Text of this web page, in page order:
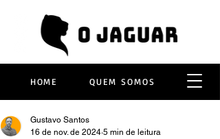
HOME QUEM SOMOS
Gustavo Santos
16 de nov. de 2024 5 min de leitura